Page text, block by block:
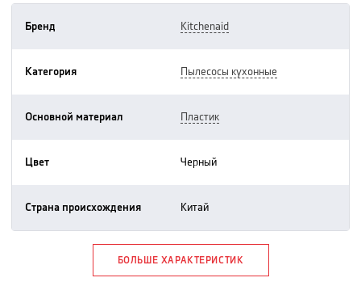
Бренд kitchenaid
Категория пылесосы кухонные
Основной материал пластик
Цвет черный
Страна происхождения китай
БОЛЬШЕ ХАРАКТЕРИСТИК